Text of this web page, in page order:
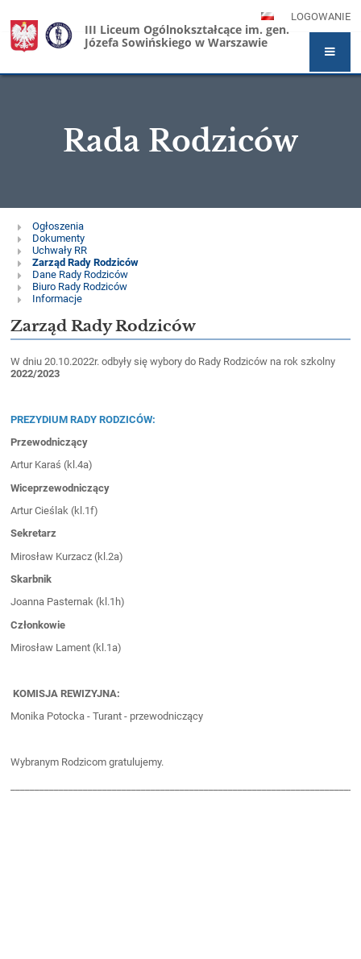
LOGOWANIE
III Liceum Ogólnokształcące im. gen.
Józefa Sowińskiego w Warszawie
Rada Rodziców
Rada
Rodziców
Ogłoszenia
Dokumenty
Uchwały RR
Zarząd Rady Rodziców
Dane Rady Rodziców
Biuro Rady Rodziców
Informacje
Zarząd Rady Rodziców
W dniu 20.10.2022r. odbyły się wybory do Rady Rodziców na rok szkolny
2022/2023
PREZYDIUM RADY RODZICÓW:
Przewodniczący
Artur Karaś (kl.4a)
Wiceprzewodniczący
Artur Cieślak (kl.1f)
Sekretarz
Mirosław Kurzacz (kl.2a)
Skarbnik
Joanna Pasternak (kl.1h)
Członkowie
Mirosław Lament (kl.1a)
KOMISJA REWIZYJNA:
Monika Potocka - Turant - przewodniczący
Wybranym Rodzicom gratulujemy.